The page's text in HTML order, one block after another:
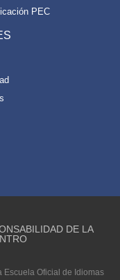
PEC
DE LA
Escuela Oficial de Idiomas